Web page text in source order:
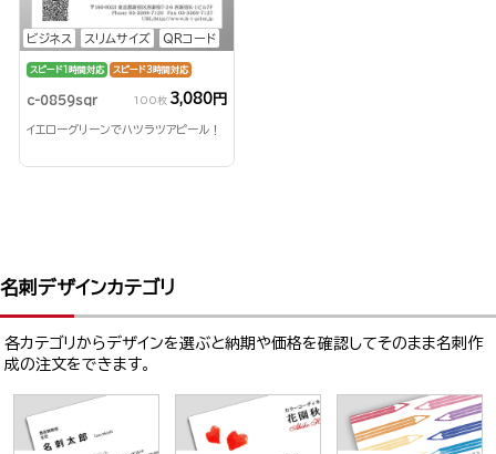
ビジネス スリムサイズ QRコード
スピード1時間対応 スピード3時間対応
c-0859sqr 100枚 3,080円
イエローグリーンでハツラツアピール！
名刺デザインカテゴリ
各カテゴリからデザインを選ぶと納期や価格を確認してそのまま名刺作
成の注文をできます。